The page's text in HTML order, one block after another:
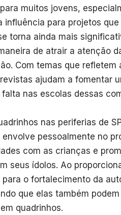
muitos jovens,
influência para projetos
torna ainda mais
de atrair a atenção
Com temas que refletem
ajudam a fomentar
nas escolas dessas
nas periferias de
pessoalmente no
com as crianças e
seus ídolos. Ao
o fortalecimento da
que elas também
quadrinhos.